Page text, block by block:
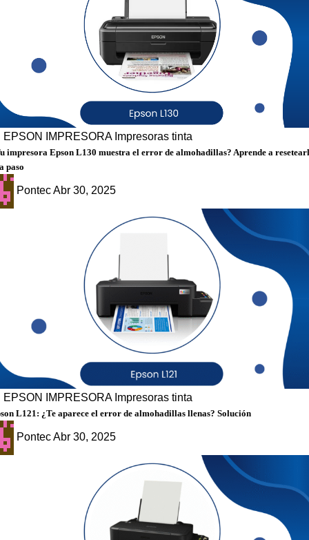
EPSON IMPRESORA Impresoras tinta
impresora Epson L130 muestra el error de almohadillas? Aprende a
paso
PontecAbr 30, 2025
EPSON IMPRESORA Impresoras tinta
L121: ¿Te aparece el error de almohadillas llenas? Solución
PontecAbr 30, 2025